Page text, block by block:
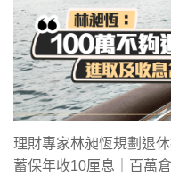
理財專家林昶恆規劃退
蓄保年收10厘息｜百萬倉